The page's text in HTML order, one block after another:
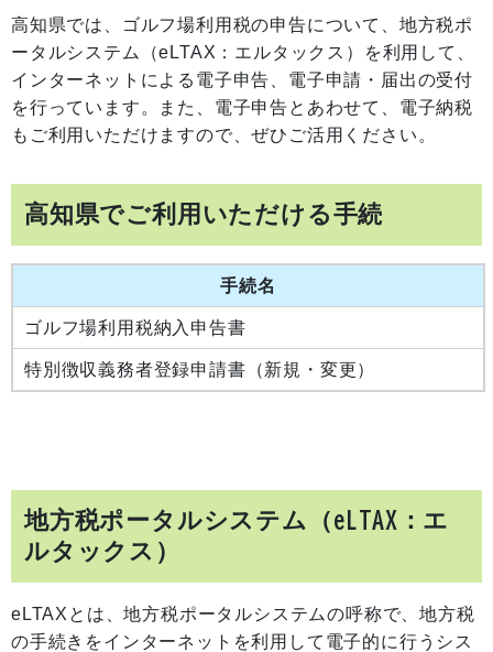
高知県では、ゴルフ場利用税の申告について、地方税ポ
ータルシステム（eLTAX：エルタックス）を利用して、
インターネットによる電子申告、電子申請・届出の受付
を行っています。また、電子申告とあわせて、電子納税
もご利用いただけますので、ぜひご活用ください。
高知県でご利用いただける手続
手続名
ゴルフ場利用税納入申告書
特別徴収義務者登録申請書（新規・変更）
地方税ポータルシステム（eLTAX：エ
ルタックス）
eLTAXとは、地方税ポータルシステムの呼称で、地方税
の手続きをインターネットを利用して電子的に行うシス